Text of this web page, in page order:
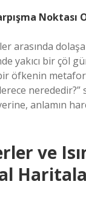
Noktası
arasında
yakıcı bir çöl
öfkenin
anlamın
ve